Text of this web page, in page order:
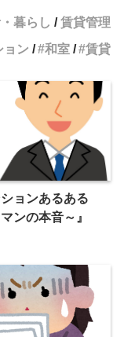
暮らし
賃貸管理
ョン 和室 賃貸
ションあるある
ンの本音～』